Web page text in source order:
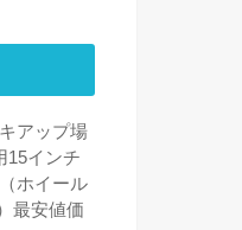
アップ場
15インチ
ホイール
最安値価